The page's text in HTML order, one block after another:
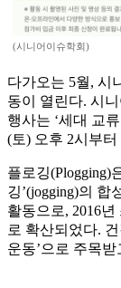
(시니어이슈학회)
다가오는 5월, 시
동이 열린다. 시니
행사는 ‘세대 교
(토) 오후 2시부
플로깅(Plogging)
깅’(jogging)의
활동으로, 2016
로 확산되었다.
운동’으로 주목받